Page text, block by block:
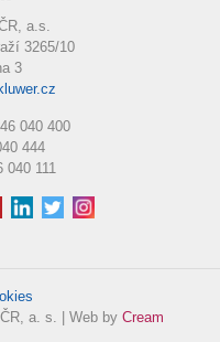
a.s.
3265/10
3
040 400
444
040 111
a. s. | Web by Cream